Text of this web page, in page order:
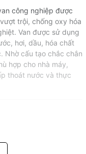
công nghiệp được
trội, chống oxy hóa
Van được sử dụng
hơi, dầu, hóa chất
Nhờ cấu tạo chắc chắn
hợp cho nhà máy,
thoát nước và thực